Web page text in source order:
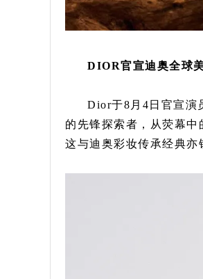
DIOR官宣迪奥全球
Dior于8月4日官宣演
的先锋探索者，从荧幕
这与迪奥彩妆传承经典